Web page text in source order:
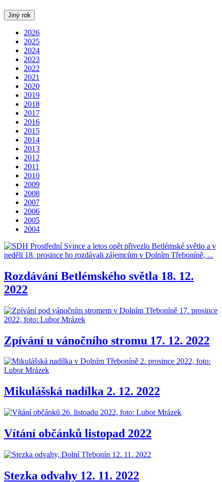
Jiný rok
2026
2025
2024
2023
2022
2021
2020
2019
2018
2017
2016
2015
2014
2013
2012
2011
2010
2009
2008
2007
2006
2005
2004
Rozdávání Betlémského světla 18. 12.
2022
Zpívání u vánočního stromu 17. 12. 2022
Mikulášská nadílka 2. 12. 2022
Vítání občánků listopad 2022
Stezka odvahy 12. 11. 2022